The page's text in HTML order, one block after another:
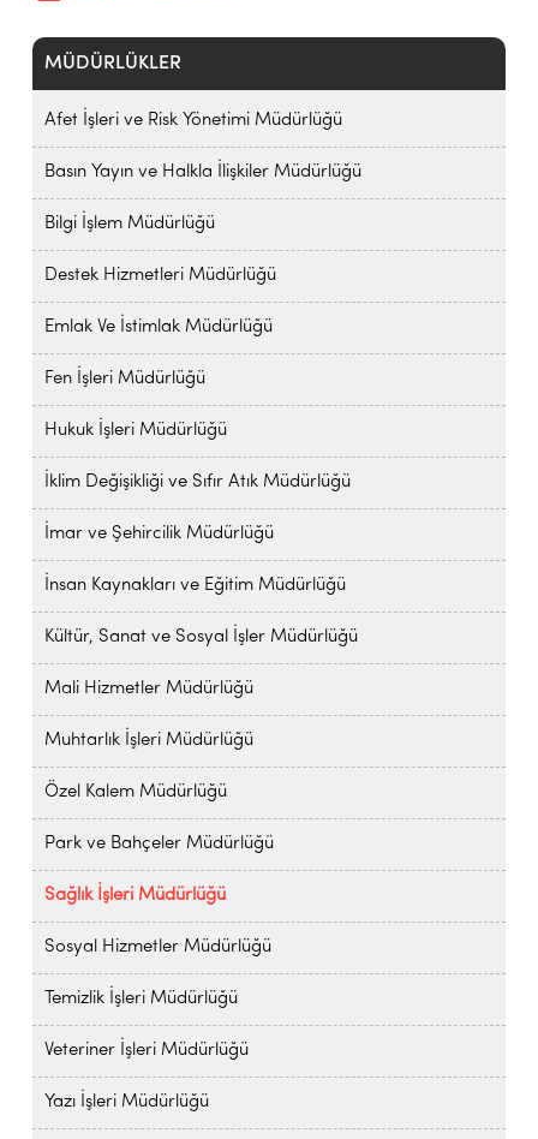
MÜDÜRLÜKLER
Afet İşleri ve Risk Yönetimi Müdürlüğü
Basın Yayın ve Halkla İlişkiler Müdürlüğü
Bilgi İşlem Müdürlüğü
Destek Hizmetleri Müdürlüğü
Emlak Ve İstimlak Müdürlüğü
Fen İşleri Müdürlüğü
Hukuk İşleri Müdürlüğü
İklim Değişikliği ve Sıfır Atık Müdürlüğü
İmar ve Şehircilik Müdürlüğü
İnsan Kaynakları ve Eğitim Müdürlüğü
Kültür, Sanat ve Sosyal İşler Müdürlüğü
Mali Hizmetler Müdürlüğü
Muhtarlık İşleri Müdürlüğü
Özel Kalem Müdürlüğü
Park ve Bahçeler Müdürlüğü
Sağlık İşleri Müdürlüğü
Sosyal Hizmetler Müdürlüğü
Temizlik İşleri Müdürlüğü
Veteriner İşleri Müdürlüğü
Yazı İşleri Müdürlüğü